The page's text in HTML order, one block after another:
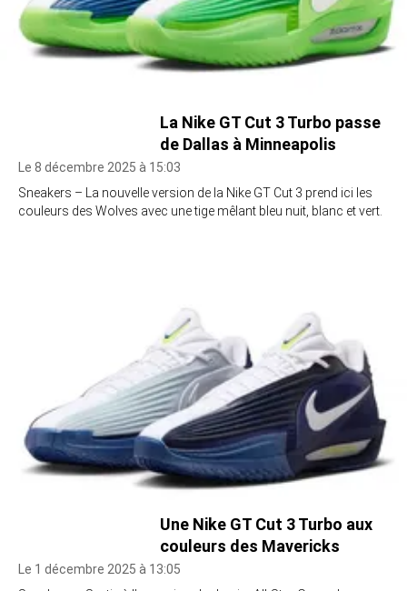
La Nike GT Cut 3 Turbo passe
de Dallas à Minneapolis
Le 8 décembre 2025 à 15:03
Sneakers – La nouvelle version de la Nike GT Cut 3 prend ici les
couleurs des Wolves avec une tige mêlant bleu nuit, blanc et vert.
Une Nike GT Cut 3 Turbo aux
couleurs des Mavericks
Le 1 décembre 2025 à 13:05